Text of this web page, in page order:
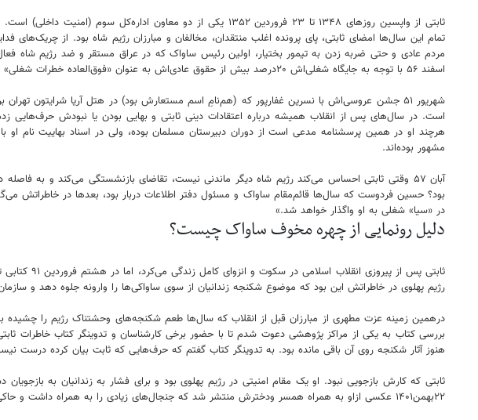
تمام این سال‌ها امضای ثابتی، پای پرونده اغلب منتقدان، مخالفان و مبارزان رژیم شاه بود. از
اسفند ۵۶ با توجه به جایگاه شغلی‌اش ۲۰درصد بیش از حقوق ‌عادی‌اش به عنوان «فوق‌العاده خطرات شغلی» دریافت می‌کند.
است. در سال‌های پس از انقلاب همیشه درباره اعتقادات دینی ثابتی و بهایی‌ بودن یا نبودش حرف‌هایی
مشهور بوده‌اند.
آبان ۵۷ وقتی ثابتی احساس می‌کند رژیم شاه دیگر ماندنی نیست، تقاضای بازنشستگی می‌کند و
بود؟ حسین فردوست که سال‌ها قائم‌مقام ساواک و مسئول دفتر اطلاعات دربار بود، بعدها در خاطراتش
در «سیا» شغلی به او واگذار خواهد شد.»
دلیل رونمایی از چهره مخوف ساواک چیست؟
ثابتی پس
رژیم پهلوی در خاطراتش این بود که موضوع شکنجه زندانیان از سوی ساواکی‌ها را وارونه جلوه دهد و
درهمین زمینه عزت مطهری از مبارزان قبل از انقلاب که سال‌ها طعم شکنجه‌های وحشتناک رژیم را چشیده
بررسی کتاب به یکی از مراکز پژوهشی دعوت شدم تا با حضور برخی کارشناسان و تدوینگر کتاب خاطرات
هنوز آثار شکنجه روی آن باقی مانده بود. به تدوینگر کتاب گفتم که حرف‌هایی که ثابت بیان کرده
ثابتی که کارش بازجویی نبود. او یک مقام امنیتی در رژیم پهلوی بود و برای فشار به زندانیان به
۲۲بهمن۱۴۰۱ عکسی ازاو به همراه همسر ودخترش منتشر شد که جنجال‌های زیادی را به همراه داشت و حاکی از آن بود که این چهره امنیتی بعد از سال‌ها زندگی مخفی در پی آن است که در عرصه‌های اجتماعی حضور بیشتری داشته باشد.